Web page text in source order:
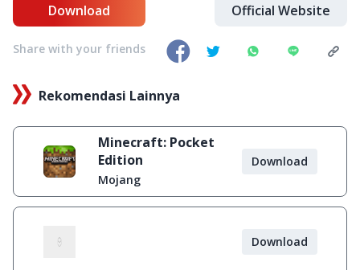
Download Official Website
Share with your friends
Rekomendasi Lainnya
Minecraft: Pocket
Edition
Mojang
Download
Download